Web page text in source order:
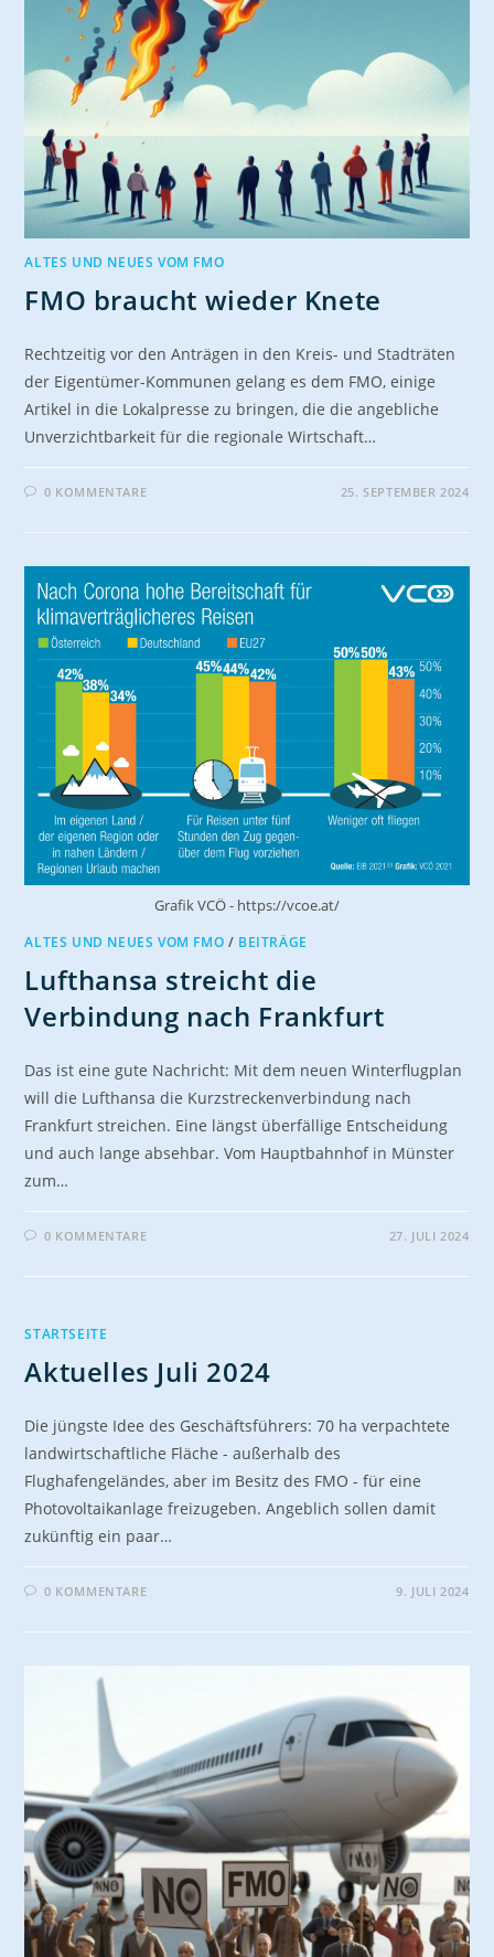
ALTES UND NEUES VOM FMO
FMO braucht wieder Knete
Rechtzeitig vor den Anträgen in den Kreis- und Stadträten
der Eigentümer-Kommunen gelang es dem FMO, einige
Artikel in die Lokalpresse zu bringen, die die angebliche
Unverzichtbarkeit für die regionale Wirtschaft…
0 KOMMENTARE 25. SEPTEMBER 2024
Grafik VCÖ - https://vcoe.at/
ALTES UND NEUES VOM FMO / BEITRÄGE
Lufthansa streicht die
Verbindung nach Frankfurt
Das ist eine gute Nachricht: Mit dem neuen Winterflugplan
will die Lufthansa die Kurzstreckenverbindung nach
Frankfurt streichen. Eine längst überfällige Entscheidung
und auch lange absehbar. Vom Hauptbahnhof in Münster
zum…
0 KOMMENTARE 27. JULI 2024
STARTSEITE
Aktuelles Juli 2024
Die jüngste Idee des Geschäftsführers: 70 ha verpachtete
landwirtschaftliche Fläche - außerhalb des
Flughafengeländes, aber im Besitz des FMO - für eine
Photovoltaikanlage freizugeben. Angeblich sollen damit
zukünftig ein paar…
0 KOMMENTARE 9. JULI 2024